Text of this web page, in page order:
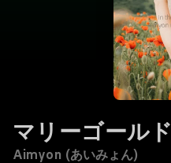
マリーゴールド
Aimyon (あいみょん)